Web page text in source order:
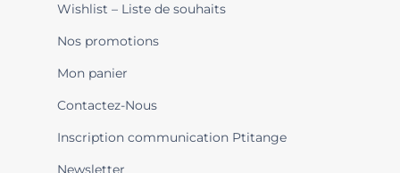
Wishlist – Liste de souhaits
Nos promotions
Mon panier
Contactez-Nous
Inscription communication Ptitange
Newsletter